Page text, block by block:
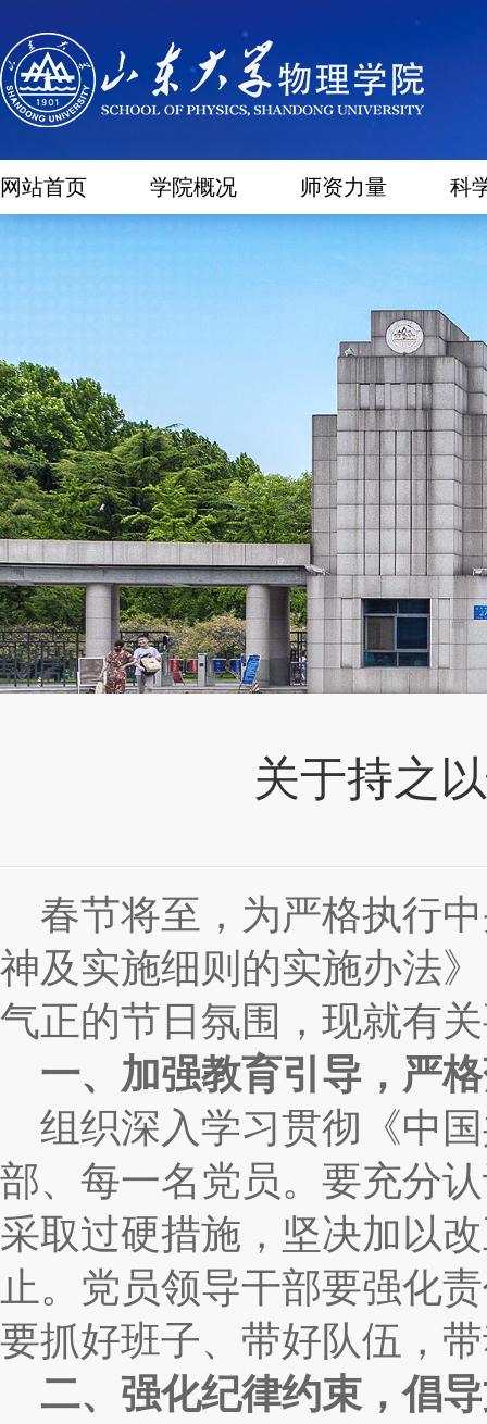
网站首页 学院概况 师资力量 科
关于持之
春节将至，为严格执行
神及实施细则的实施办法
气正的节日氛围，现就有
一、加强教育引导，严
组织深入学习贯彻《中
部、每一名党员。要充分
采取过硬措施，坚决加以
止。 党员领导干部要强化
要抓好班子、带好队伍，
二、强化纪律约束，倡